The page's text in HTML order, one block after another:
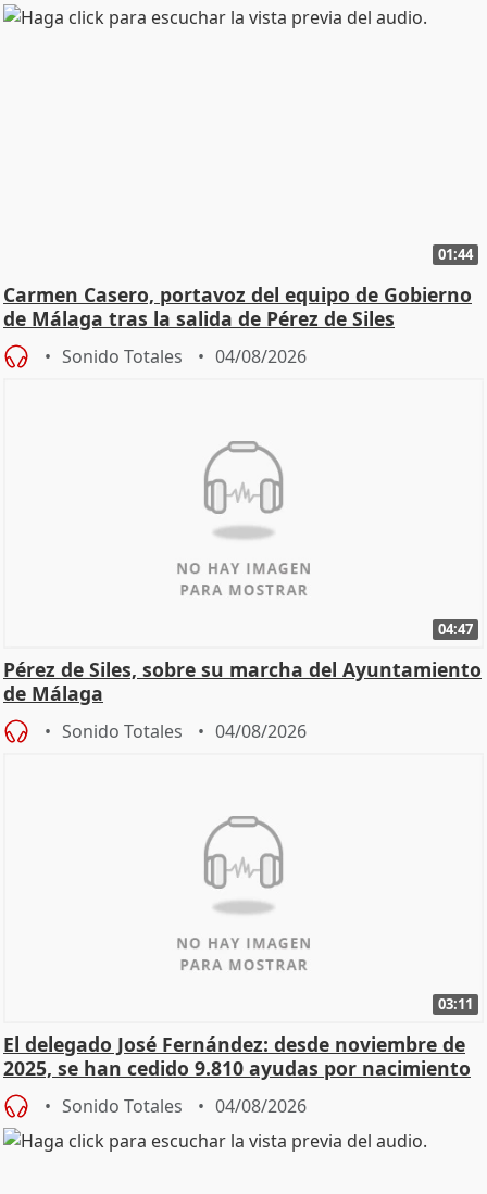
01:44
Carmen Casero, portavoz del equipo de Gobierno
de Málaga tras la salida de Pérez de Siles
Sonido Totales 04/08/2026
04:47
Pérez de Siles, sobre su marcha del Ayuntamiento
de Málaga
Sonido Totales 04/08/2026
03:11
El delegado José Fernández: desde noviembre de
2025, se han cedido 9.810 ayudas por nacimiento
Sonido Totales 04/08/2026